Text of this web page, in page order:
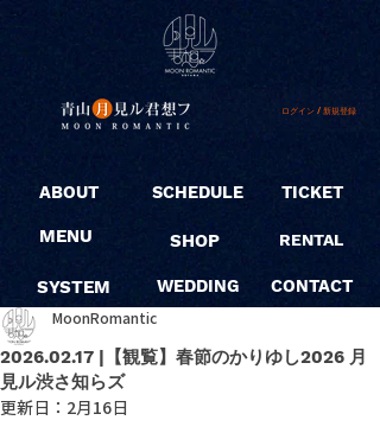
ログイン / 新規登録
ABOUT
MENU
SYSTEM
SCHEDULE
SHOP
WEDDING
TICKET
RENTAL
CONTACT
2026.02.17 |【観覧】春節のかりゆし2026 月
見ル渋さ知らズ
MoonRomantic
更新日： 2月16日